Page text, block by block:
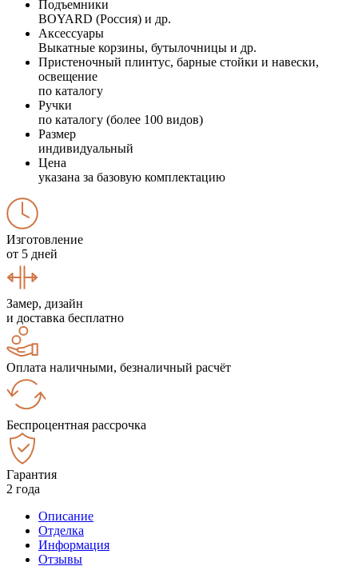
Подъемники
BOYARD (Россия) и др.
Аксессуары
Выкатные корзины, бутылочницы и др.
Пристеночный плинтус, барные стойки и навески,
освещение
по каталогу
Ручки
по каталогу (более 100 видов)
Размер
индивидуальный
Цена
указана за базовую комплектацию
Изготовление
от 5 дней
Замер, дизайн
и доставка бесплатно
Оплата наличными, безналичный расчёт
Беспроцентная рассрочка
Гарантия
2 года
Описание
Отделка
Информация
Отзывы